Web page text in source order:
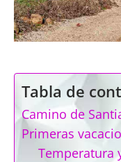
Tabla de
Camino de
Primeras
Temperatura